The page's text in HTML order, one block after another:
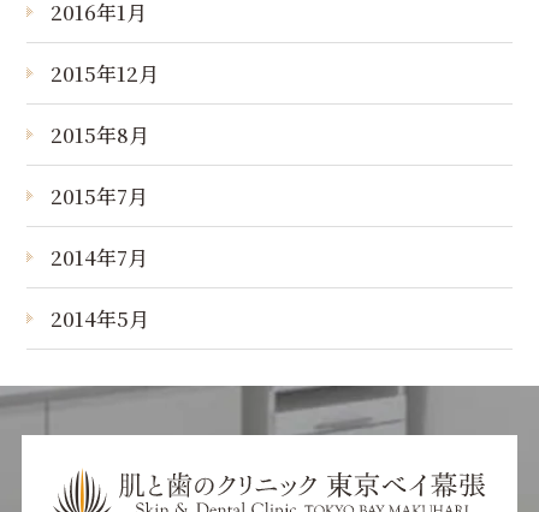
2016年1月
2015年12月
2015年8月
2015年7月
2014年7月
2014年5月